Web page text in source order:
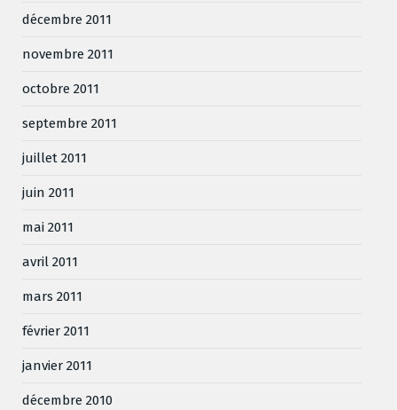
décembre 2011
novembre 2011
octobre 2011
septembre 2011
juillet 2011
juin 2011
mai 2011
avril 2011
mars 2011
février 2011
janvier 2011
décembre 2010